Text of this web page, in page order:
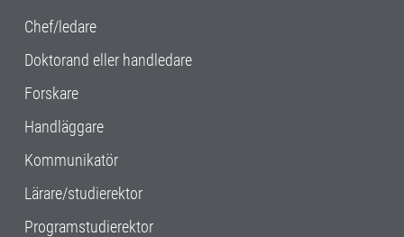
Chef/ledare
Doktorand eller handledare
Forskare
Handläggare
Kommunikatör
Lärare/studierektor
Programstudierektor